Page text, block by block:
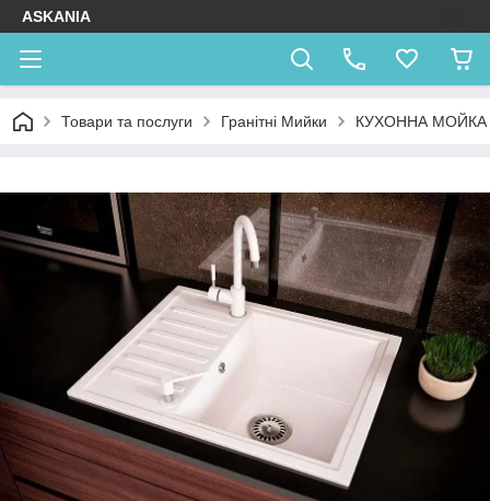
ASKANIA
Товари та послуги Гранітні Мийки КУХОННА МОЙКА